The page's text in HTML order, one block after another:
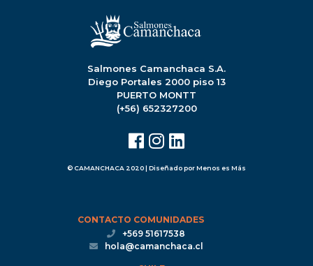
Salmones Camanchaca S.A.
Diego Portales 2000 piso 13
PUERTO MONTT
(+56) 652327200
© CAMANCHACA 2020 | Diseñado porMenos es Más
CONTACTO COMUNIDADES
+569 51617538
hola@camanchaca.cl